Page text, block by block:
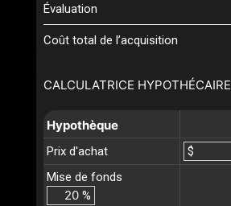
CALCULATRICE HYPOTHÉCAIRE
Hypothèque
Prix d'achat
$
Mise de fonds
%
Évaluation
Coût total de l’acquisition